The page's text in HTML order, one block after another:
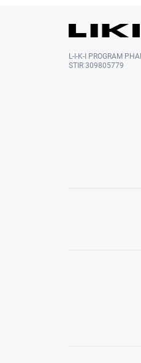
L-I-K-I PROGRAM
STIR 309805779